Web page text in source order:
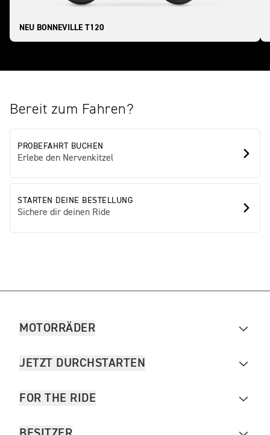
NEU BONNEVILLE T120
Bereit zum Fahren?
PROBEFAHRT BUCHEN
Erlebe den Nervenkitzel
STARTEN DEINE BESTELLUNG
Sichere dir deinen Ride
MOTORRÄDER
JETZT DURCHSTARTEN
FOR THE RIDE